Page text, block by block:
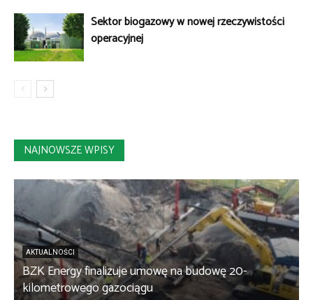
Sektor biogazowy w nowej rzeczywistości
operacyjnej
NAJNOWSZE WPISY
AKTUALNOŚCI
BZK Energy finalizuje umowę na budowę 20-
kilometrowego gazociągu